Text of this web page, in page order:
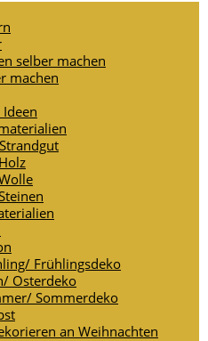
selber machen
machen
Frühlingsdeko
Osterdeko
Sommerdeko
an Weihnachten